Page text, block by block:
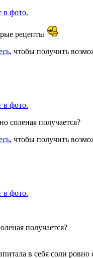
в фото.
рецепты
, чтобы получить
в фото.
соленая получается?
, чтобы получить
в фото.
получается?
в себя соли